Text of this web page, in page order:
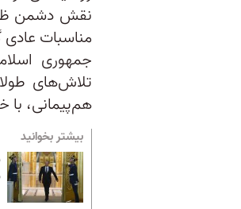
نقش دشمن
مناسبات
جمهوری
تلاش‌های
هم‌پیمانی، با
بیشتر بخوانید